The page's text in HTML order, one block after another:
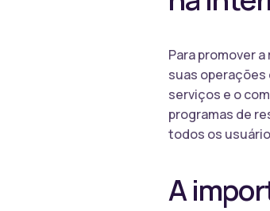
Para promover
suas operações
serviços e o
programas de
todos os
A